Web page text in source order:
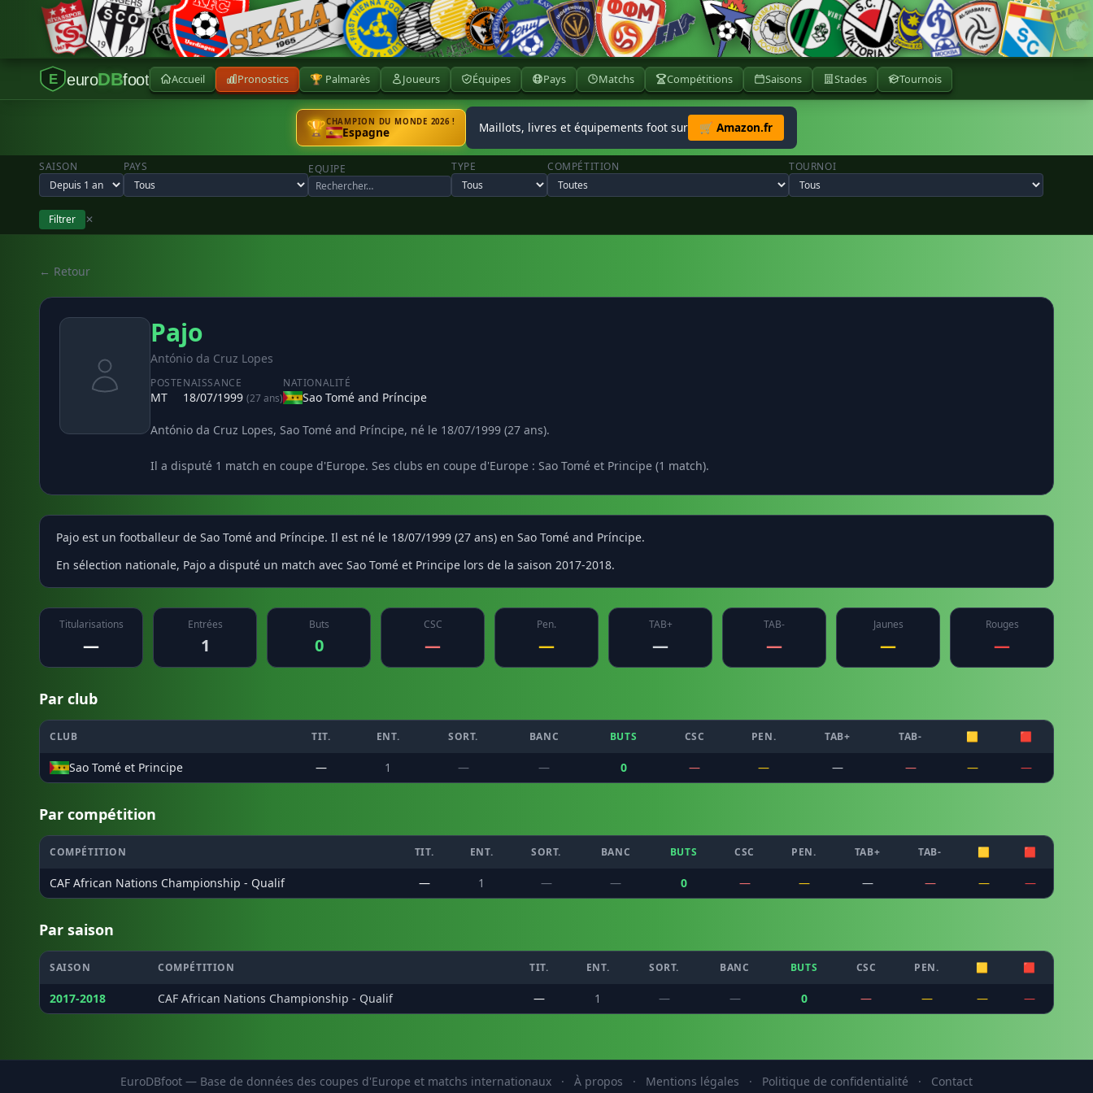
E euroDBfoot Accueil Pronostics 🏆 Palmarès Joueurs Équipes Pays Matchs Compétitions Saisons Stades Tournois
🏆CHAMPION DU MONDE 2026 !
Espagne Maillots, livres et équipements foot sur 🛒 Amazon.fr
SAISON PAYS EQUIPE TYPE COMPÉTITION TOURNOI
Filtrer ✕
← Retour
Pajo
António da Cruz Lopes
POSTE
MT
NAISSANCE
18/07/1999 (27 ans)
NATIONALITÉ
Sao Tomé and Príncipe
António da Cruz Lopes, Sao Tomé and Príncipe, né le 18/07/1999 (27 ans).
Il a disputé 1 match en coupe d'Europe. Ses clubs en coupe d'Europe : Sao Tomé et Principe (1 match).
Pajo est un footballeur de Sao Tomé and Príncipe. Il est né le 18/07/1999 (27 ans) en Sao Tomé and Príncipe.
En sélection nationale, Pajo a disputé un match avec Sao Tomé et Principe lors de la saison 2017-2018.
Titularisations
—
Entrées
1
Buts
0
CSC
—
Pen.
—
TAB+
—
TAB-
—
Jaunes
—
Rouges
—
Par club
CLUB TIT. ENT. SORT. BANC BUTS CSC PEN. TAB+ TAB- 🟨 🟥
Sao Tomé et Principe — 1 — — 0 — — — — — —
Par compétition
COMPÉTITION TIT. ENT. SORT. BANC BUTS CSC PEN. TAB+ TAB- 🟨 🟥
CAF African Nations Championship - Qualif — 1 — — 0 — — — — — —
Par saison
SAISON COMPÉTITION TIT. ENT. SORT. BANC BUTS CSC PEN. 🟨 🟥
2017-2018 CAF African Nations Championship - Qualif — 1 — — 0 — — — —
EuroDBfoot — Base de données des coupes d'Europe et matchs internationaux · À propos · Mentions légales · Politique de confidentialité · Contact